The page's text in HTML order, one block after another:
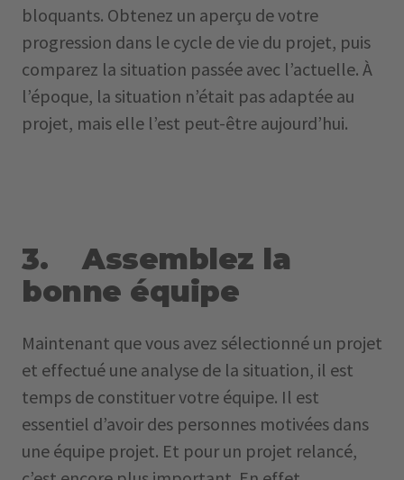
bloquants. Obtenez un aperçu de votre
progression dans le cycle de vie du projet, puis
comparez la situation passée avec l’actuelle. À
l’époque, la situation n’était pas adaptée au
projet, mais elle l’est peut-être aujourd’hui.
3. Assemblez la
bonne équipe
Maintenant que vous avez sélectionné un projet
et effectué une analyse de la situation, il est
temps de constituer votre équipe. Il est
essentiel d’avoir des personnes motivées dans
une équipe projet. Et pour un projet relancé,